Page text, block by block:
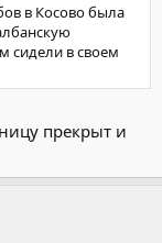
в Косово была
сидели в своем
прекрыт и